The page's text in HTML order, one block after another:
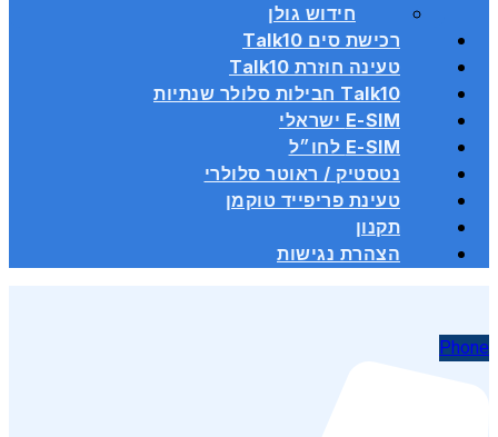
חידוש גולן
רכישת סים Talk10
טעינה חוזרת Talk10
Talk10 חבילות סלולר שנתיות
E-SIM ישראלי
E-SIM לחו״ל
נטסטיק / ראוטר סלולרי
טעינת פריפייד טוקמן
תקנון
הצהרת נגישות
Phone